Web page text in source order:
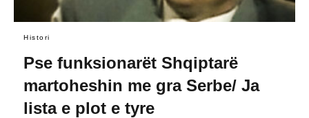
Histori
Pse funksionarët Shqiptarë
martoheshin me gra Serbe/ Ja
lista e plot e tyre